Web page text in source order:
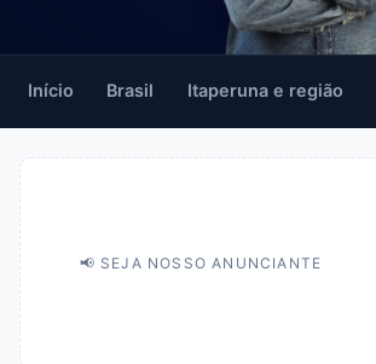
Início Brasil Itaperuna e região
📢 SEJA NOSSO ANUNCIANTE